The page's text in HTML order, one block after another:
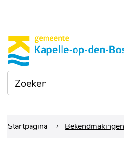
Gemeente
Kapelle-
op-
den-
Waarmee
kunnen
we je
Startpagina Bekendmakingen